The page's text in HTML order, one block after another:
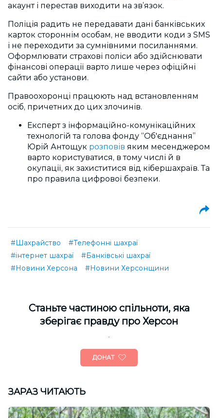
акаунт і перестав виходити на зв’язок.
Поліція радить не передавати дані банківських
карток стороннім особам, не вводити коди з SMS
і не переходити за сумнівними посиланнями.
Оформлювати страхові поліси або здійснювати
фінансові операції варто лише через офіційні
сайти або установи.
Правоохоронці працюють над встановленням
осіб, причетних до цих злочинів.
Експерт з інформаційно-комунікаційних
технологій та голова фонду “Об'єднання”
Юрій Антощук розповів яким месенджером
варто користуватися, в тому числі й в
окупації, як захиститися від кібершахраїв. Та
про правила цифрової безпеки.
#Шахрайство
#Телефонні шахраї
#інтернет шахраї
#Банківські шахраї
#Новини Херсона
#Новини Херсонщини
Cтаньте частиною спільноти, яка
зберігає правду про Херсон
ДОНАТ
ЗАРАЗ ЧИТАЮТЬ